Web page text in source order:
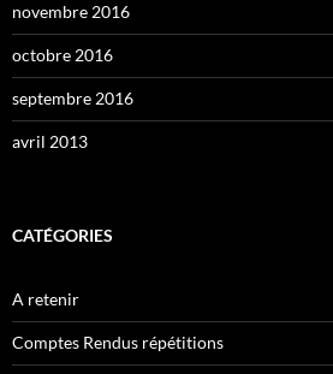
novembre 2016
octobre 2016
septembre 2016
avril 2013
CATÉGORIES
A retenir
Comptes Rendus répétitions